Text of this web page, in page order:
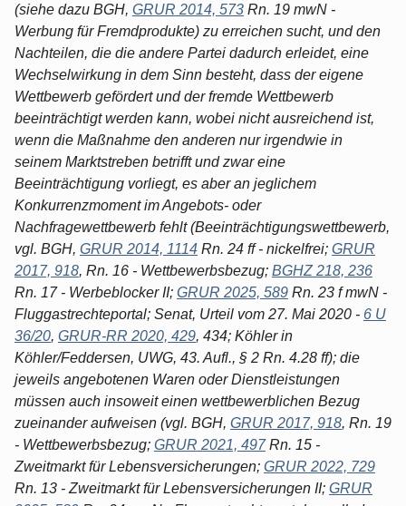
(siehe dazu BGH, GRUR 2014, 573 Rn. 19 mwN -
Werbung für Fremdprodukte) zu erreichen sucht, und den
Nachteilen, die die andere Partei dadurch erleidet, eine
Wechselwirkung in dem Sinn besteht, dass der eigene
Wettbewerb gefördert und der fremde Wettbewerb
beeinträchtigt werden kann, wobei nicht ausreichend ist,
wenn die Maßnahme den anderen nur irgendwie in
seinem Marktstreben betrifft und zwar eine
Beeinträchtigung vorliegt, es aber an jeglichem
Konkurrenzmoment im Angebots- oder
Nachfragewettbewerb fehlt (Beeinträchtigungswettbewerb,
vgl. BGH, GRUR 2014, 1114 Rn. 24 ff - nickelfrei; GRUR
2017, 918, Rn. 16 - Wettbewerbsbezug; BGHZ 218, 236
Rn. 17 - Werbeblocker II; GRUR 2025, 589 Rn. 23 f mwN -
Fluggastrechteportal; Senat, Urteil vom 27. Mai 2020 - 6 U
36/20, GRUR-RR 2020, 429, 434; Köhler in
Köhler/Feddersen, UWG, 43. Aufl., § 2 Rn. 4.28 ff); die
jeweils angebotenen Waren oder Dienstleistungen
müssen auch insoweit einen wettbewerblichen Bezug
zueinander aufweisen (vgl. BGH, GRUR 2017, 918, Rn. 19
- Wettbewerbsbezug; GRUR 2021, 497Rn. 15 -
Zweitmarkt für Lebensversicherungen; GRUR 2022, 729
Rn. 13 - Zweitmarkt für Lebensversicherungen II; GRUR